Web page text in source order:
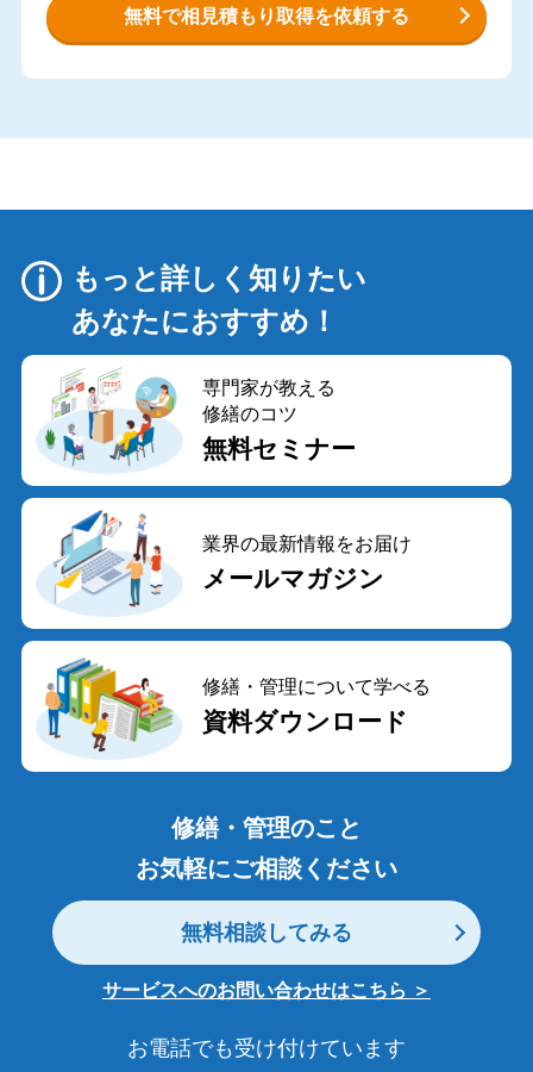
無料で相見積もり取得を依頼する
もっと詳しく知りたい
あなたにおすすめ！
専門家が教える
修繕のコツ
無料セミナー
業界の最新情報をお届け
メールマガジン
修繕・管理について学べる
資料ダウンロード
修繕・管理のこと
お気軽にご相談ください
無料相談してみる
サービスへのお問い合わせはこちら ＞
お電話でも受け付けています